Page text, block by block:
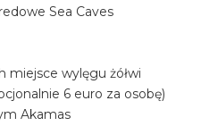
Sea Caves
miejsce wylęgu żółwi
6 euro za osobę)
Akamas